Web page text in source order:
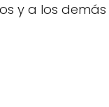
y a los